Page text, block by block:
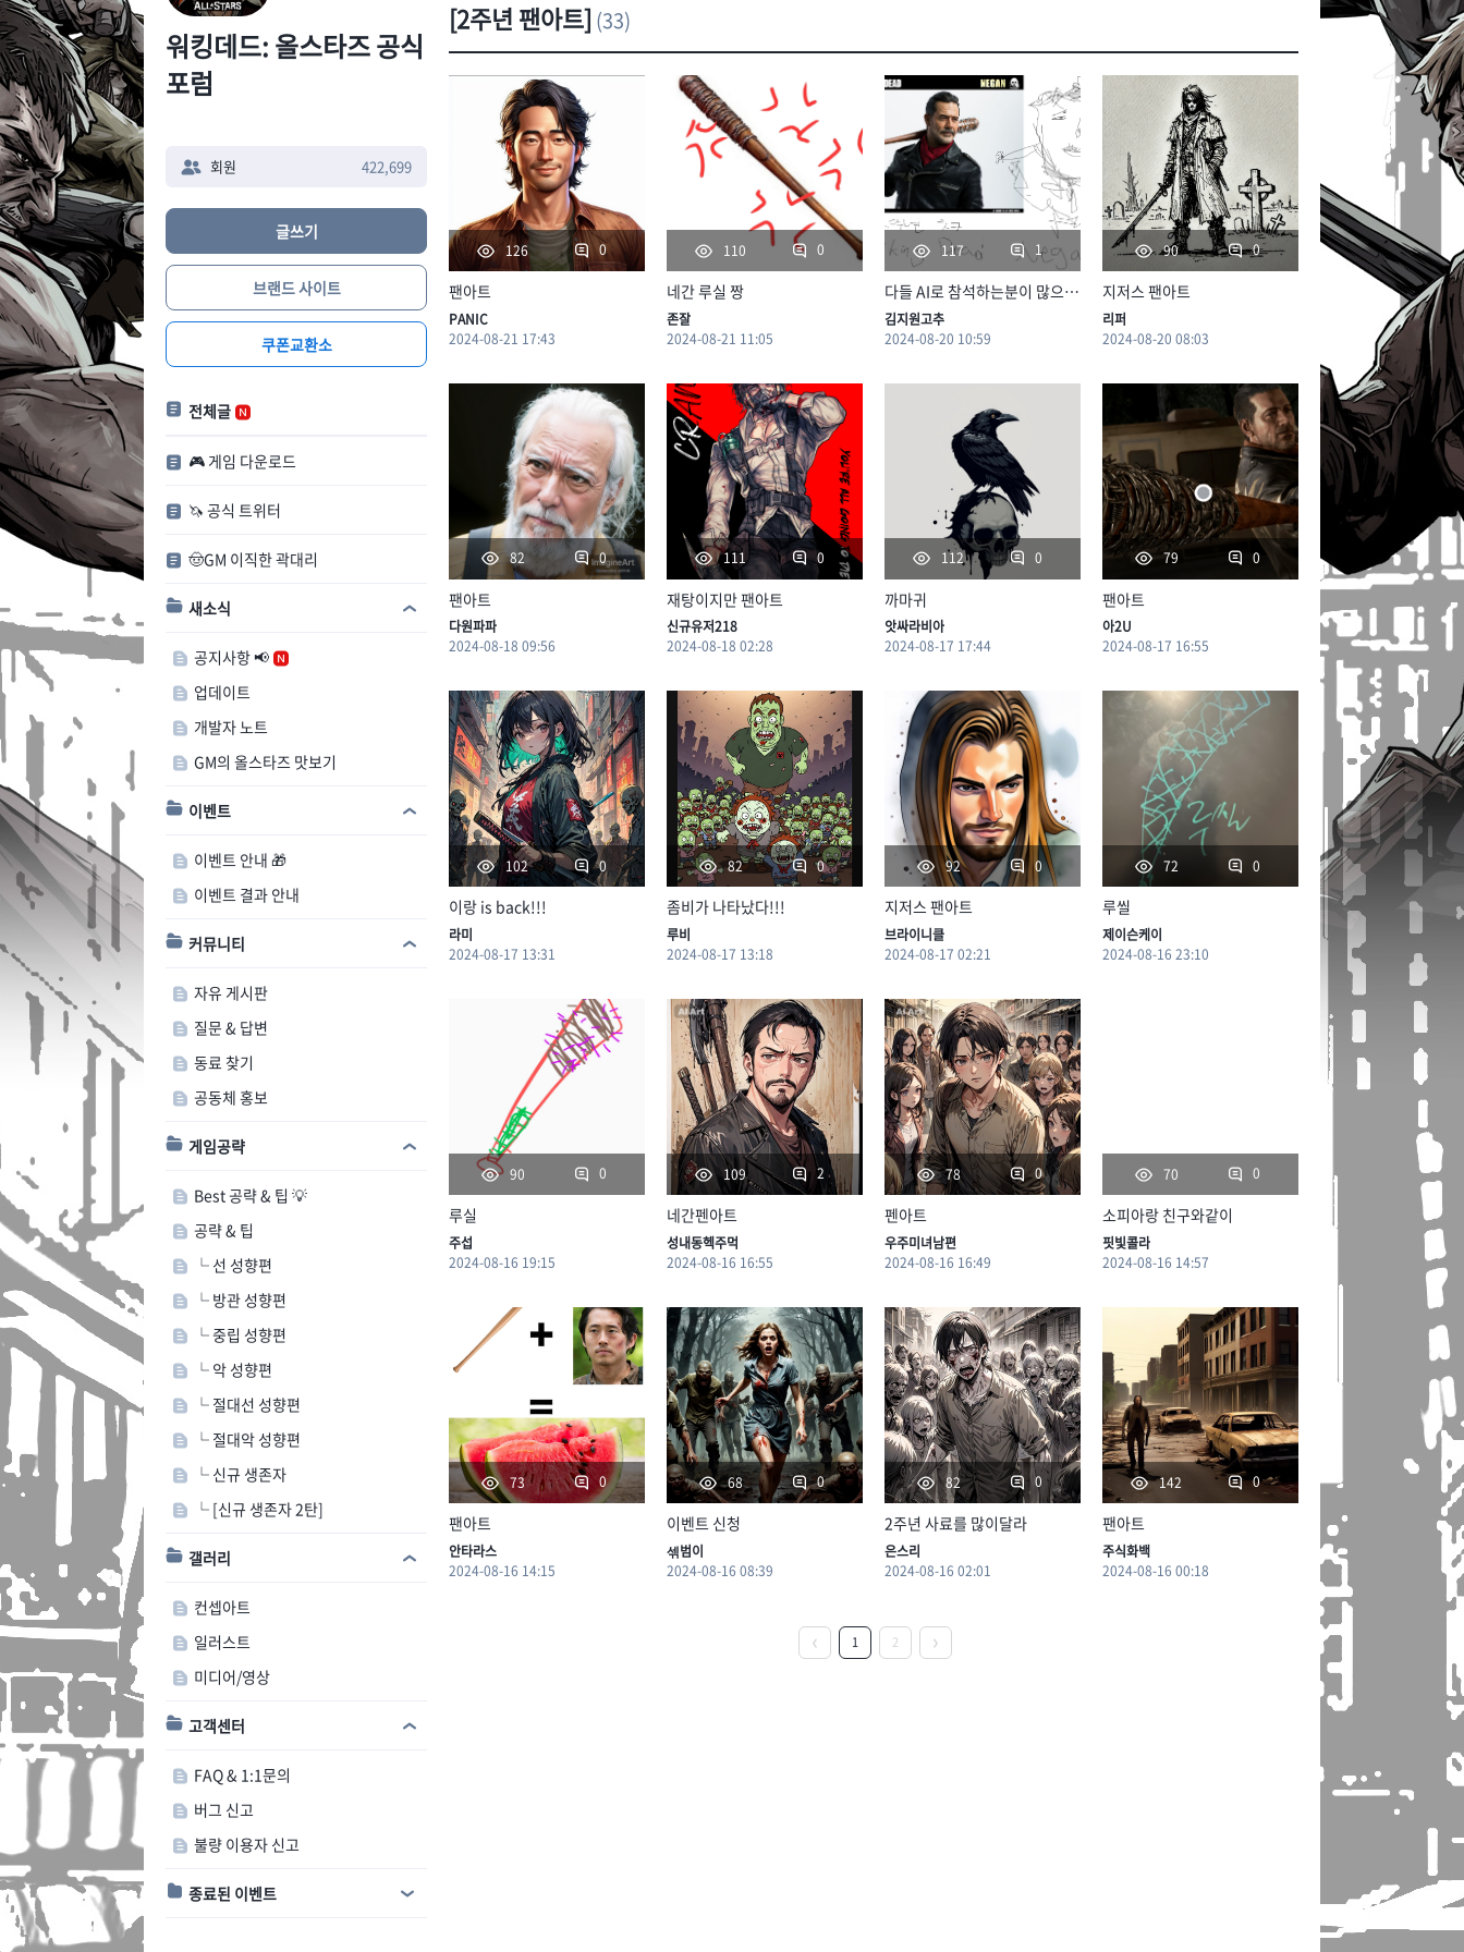
워킹데드: 올스타즈 공식
포럼
회원 422,699
글쓰기
브랜드 사이트
쿠폰교환소
전체글
🎮 게임 다운로드
🦄 공식 트위터
🤠GM 이직한 곽대리
새소식
공지사항 📢
업데이트
개발자 노트
GM의 올스타즈 맛보기
이벤트
이벤트 안내 🎁
이벤트 결과 안내
커뮤니티
자유 게시판
질문 & 답변
동료 찾기
공동체 홍보
게임공략
Best 공략 & 팁 💡
공략 & 팁
└ 선 성향편
└ 방관 성향편
└ 중립 성향편
└ 악 성향편
└ 절대선 성향편
└ 절대악 성향편
└ 신규 생존자
└ [신규 생존자 2탄]
갤러리
컨셉아트
일러스트
미디어/영상
고객센터
FAQ & 1:1문의
버그 신고
불량 이용자 신고
종료된 이벤트
[2주년 팬아트] (33)
126 0
팬아트
PANIC
2024-08-21 17:43
110 0
네간 루실 짱
존잘
2024-08-21 11:05
117 1
다들 AI로 참석하는분이 많으시네요
김지원고추
2024-08-20 10:59
90 0
지저스 팬아트
리퍼
2024-08-20 08:03
82 0
팬아트
다원파파
2024-08-18 09:56
111 0
재탕이지만 팬아트
신규유저218
2024-08-18 02:28
112 0
까마귀
앗싸라비아
2024-08-17 17:44
79 0
팬아트
아2U
2024-08-17 16:55
102 0
이랑 is back!!!
라미
2024-08-17 13:31
82 0
좀비가 나타났다!!!
루비
2024-08-17 13:18
92 0
지저스 팬아트
브라이니클
2024-08-17 02:21
72 0
루씰
제이슨케이
2024-08-16 23:10
90 0
루실
주섭
2024-08-16 19:15
109 2
네간펜아트
성내동헥주먹
2024-08-16 16:55
78 0
펜아트
우주미녀남편
2024-08-16 16:49
70 0
소피아랑 친구와같이
핏빛콜라
2024-08-16 14:57
73 0
팬아트
안타라스
2024-08-16 14:15
68 0
이벤트 신청
섺범이
2024-08-16 08:39
82 0
2주년 사료를 많이달라
은스리
2024-08-16 02:01
142 0
팬아트
주식화백
2024-08-16 00:18
1 2